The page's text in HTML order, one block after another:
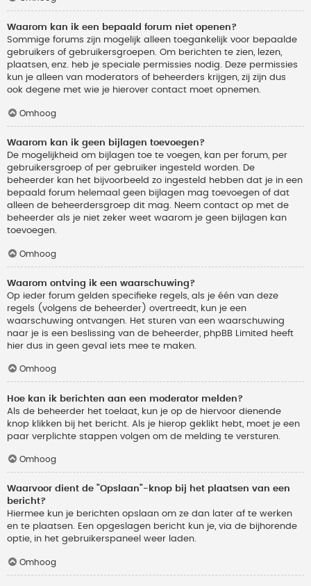
Waarom kan ik een bepaald forum niet openen?
Sommige forums zijn mogelijk alleen toegankelijk voor bepaalde
gebruikers of gebruikersgroepen. Om berichten te zien, lezen,
plaatsen, enz. heb je speciale permissies nodig. Deze permissies
kun je alleen van moderators of beheerders krijgen, zij zijn dus
ook degene met wie je hierover contact moet opnemen.
Omhoog
Waarom kan ik geen bijlagen toevoegen?
De mogelijkheid om bijlagen toe te voegen, kan per forum, per
gebruikersgroep of per gebruiker ingesteld worden. De
beheerder kan het bijvoorbeeld zo ingesteld hebben dat je in een
bepaald forum helemaal geen bijlagen mag toevoegen of dat
alleen de beheerdersgroep dit mag. Neem contact op met de
beheerder als je niet zeker weet waarom je geen bijlagen kan
toevoegen.
Omhoog
Waarom ontving ik een waarschuwing?
Op ieder forum gelden specifieke regels, als je één van deze
regels (volgens de beheerder) overtreedt, kun je een
waarschuwing ontvangen. Het sturen van een waarschuwing
naar je is een beslissing van de beheerder, phpBB Limited heeft
hier dus in geen geval iets mee te maken.
Omhoog
Hoe kan ik berichten aan een moderator melden?
Als de beheerder het toelaat, kun je op de hiervoor dienende
knop klikken bij het bericht. Als je hierop geklikt hebt, moet je een
paar verplichte stappen volgen om de melding te versturen.
Omhoog
Waarvoor dient de "Opslaan"-knop bij het plaatsen van een
bericht?
Hiermee kun je berichten opslaan om ze dan later af te werken
en te plaatsen. Een opgeslagen bericht kun je, via de bijhorende
optie, in het gebruikerspaneel weer laden.
Omhoog